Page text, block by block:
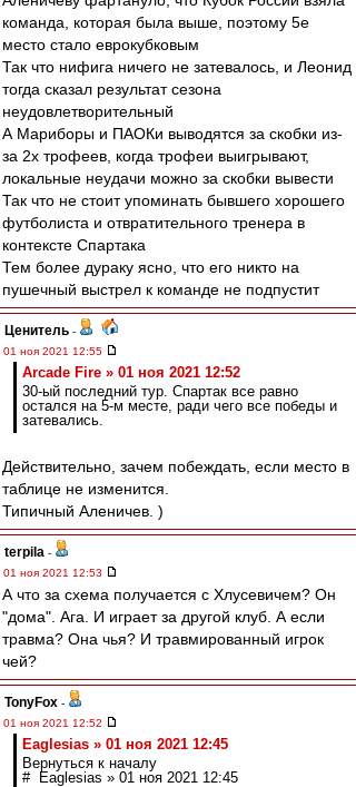
команда, которая была выше, поэтому 5е
место стало еврокубковым
Так что нифига ничего не затевалось, и Леонид
тогда сказал результат сезона
неудовлетворительный
А Мариборы и ПАОКи выводятся за скобки из-
за 2х трофеев, когда трофеи выигрывают,
локальные неудачи можно за скобки вывести
Так что не стоит упоминать бывшего хорошего
футболиста и отвратительного тренера в
контексте Спартака
Тем более дураку ясно, что его никто на
пушечный выстрел к команде не подпустит
Ценитель -
01 ноя 2021 12:55
Arcade Fire » 01 ноя 2021 12:52
30-ый последний тур. Спартак все равно
остался на 5-м месте, ради чего все победы и
затевались.
Действительно, зачем побеждать, если место в
таблице не изменится.
Типичный Аленичев. )
terpila -
01 ноя 2021 12:53
А что за схема получается с Хлусевичем? Он
"дома". Ага. И играет за другой клуб. А если
травма? Она чья? И травмированный игрок
чей?
TonyFox -
01 ноя 2021 12:52
Eaglesias » 01 ноя 2021 12:45
Вернуться к началу
# Eaglesias » 01 ноя 2021 12:45